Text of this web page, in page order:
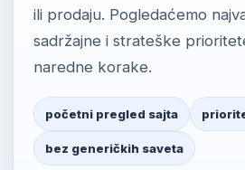
ili prodaju. Pogledaćemo
sadržajne i strateške
naredne korake.
početni pregled sajta
bez generičkih saveta